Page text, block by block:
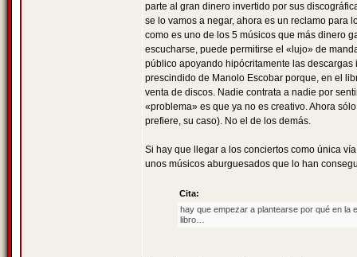
parte al gran dinero invertido por sus
se lo vamos a negar, ahora es un reclamo para
como es uno de los 5 músicos que más dinero
escucharse, puede permitirse el «lujo» de
público apoyando hipócritamente las
prescindido de Manolo Escobar porque, en el
venta de discos. Nadie contrata a nadie por
«problema» es que ya no es creativo. Ahora
prefiere, su caso). No el de los demás.
Si hay que llegar a los conciertos como única
unos músicos aburguesados que lo han
Cita:
hay que empezar a plantearse por qué en la
libro…